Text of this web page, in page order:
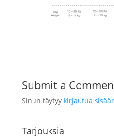
Submit a
Sinun täytyy kirjautua
Tarjouksia